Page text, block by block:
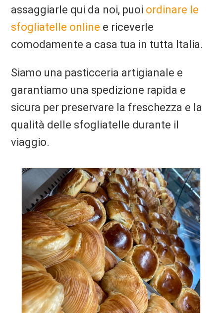
assaggiarle qui da noi, puoi ordinare le
sfogliatelle online e riceverle
comodamente a casa tua in tutta Italia.
Siamo una pasticceria artigianale e
garantiamo una spedizione rapida e
sicura per preservare la freschezza e la
qualità delle sfogliatelle durante il
viaggio.